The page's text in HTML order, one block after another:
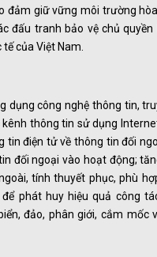
đảm giữ vững môi trường
đấu tranh bảo vệ chủ quyền
của Việt Nam.
dụng công nghệ thông tin,
thông tin sử dụng
tin điện tử về thông tin đối
đối ngoại vào hoạt động;
tính thuyết phục, phù
phát huy hiệu quả công
đảo, phân giới, cắm mốc